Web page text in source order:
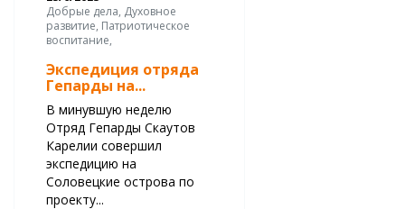
Добрые дела, Духовное
развитие, Патриотическое
воспитание,
Экспедиция отряда
Гепарды на...
В минувшую неделю
Отряд Гепарды Скаутов
Карелии совершил
экспедицию на
Соловецкие острова по
проекту...